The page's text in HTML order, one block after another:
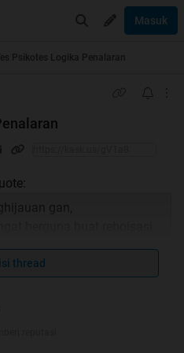
Masuk
Psikotes Logika Penalaran
gan,
gan biar seger lagi
lu jadi merah?
thread